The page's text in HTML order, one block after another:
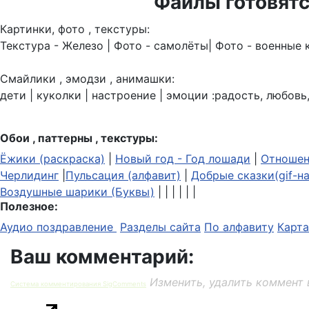
Картинки, фото , текстуры:
Текстура - Железо | Фото - самолёты| Фото - военные
Смайлики , эмодзи , анимашки:
дети | куколки | настроение | эмоции :радость,
Обои , паттерны , текстуры:
Ёжики (раскраска)
Новый год - Год лошади
Черлидинг Пульсация (алфавит) Добрые сказки(gif-
Воздушные шарики (Буквы)
Полезное:
Аудио поздравление Разделы сайта По алфавиту
Ваш комментарий:
Система комментирования SigComments Изменить, удалить